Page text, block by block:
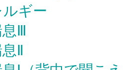
ギー
Ⅲ
Ⅱ